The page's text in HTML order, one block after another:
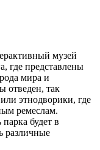
музей
где представлены
мира и
отведен, так
этнодворики, где
ремеслам.
будет в
различные